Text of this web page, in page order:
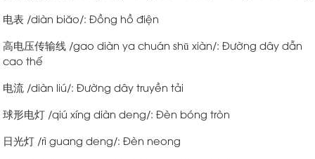
电表 /diàn biăo/: Đồng hồ điện
高电压传输线 /gao diàn ya chuán shū xiàn/: Đường dây dẫn
cao thế
电流 /diàn liú/: Đường dây truyền tải
球形电灯 /qiú xíng diàn deng/: Đèn bóng tròn
日光灯 /rì guang deng/: Đèn neong